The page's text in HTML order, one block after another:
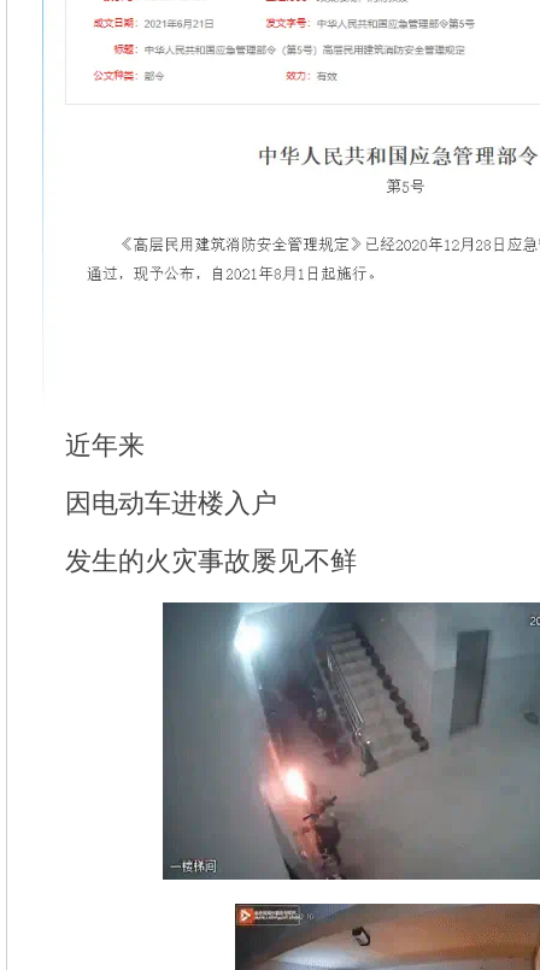
近年来
因电动车进楼入户
发生的火灾事故屡见不鲜